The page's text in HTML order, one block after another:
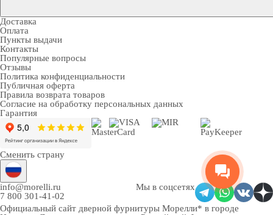
Доставка
Оплата
Пункты выдачи
Контакты
Популярные вопросы
Отзывы
Политика конфиденциальности
Публичная оферта
Правила возврата товаров
Согласие на обработку персональных данных
Гарантия
Сменить страну
info@morelli.ru
7 800 301-41-02
Мы в соцсетях
Официальный сайт дверной фурнитуры Морелли* в городе